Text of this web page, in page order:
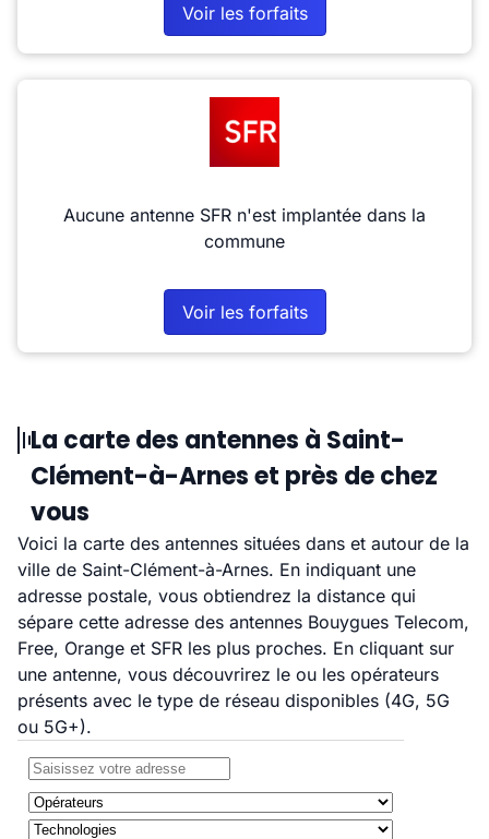
Voir les forfaits
Aucune antenne SFR n'est implantée dans la
commune
Voir les forfaits
La carte des antennes à Saint-
Clément-à-Arnes et près de chez
vous
Voici la carte des antennes situées dans et autour de la
ville de Saint-Clément-à-Arnes. En indiquant une
adresse postale, vous obtiendrez la distance qui
sépare cette adresse des antennes Bouygues Telecom,
Free, Orange et SFR les plus proches. En cliquant sur
une antenne, vous découvrirez le ou les opérateurs
présents avec le type de réseau disponibles (4G, 5G
ou 5G+).